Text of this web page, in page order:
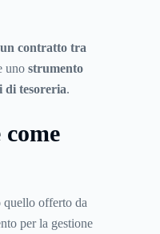
contratto tra
unostrumento
di tesoreria.
offerto da
per la gestione